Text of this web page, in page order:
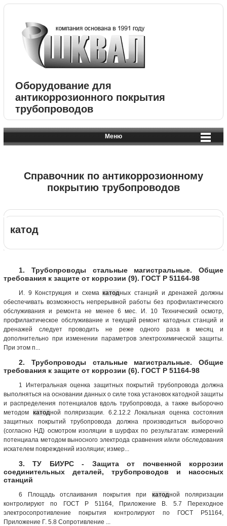
Оборудование для
антикоррозионного покрытия
трубопроводов
Меню
Справочник по антикоррозионному
покрытию трубопроводов
катод
1. Трубопроводы стальные магистральные. Общие
требования к защите от коррозии (9). ГОСТ Р 51164-98
И. 9 Конструкция и схемакатодных станций и дренажей должны
обеспечивать возможность непрерывной работы без профилактического
обслуживания и ремонта не менее 6 мес. И. 10 Технический осмотр,
профилактическое обслуживание и текущий ремонт катодных станций и
дренажей следует проводить не реже одного раза в месяц и
дополнительно при изменении параметров электрохимической защиты.
При этом п...
2. Трубопроводы стальные магистральные. Общие
требования к защите от коррозии (6). ГОСТ Р 51164-98
1 Интегральная оценка защитных покрытий трубопровода должна
выполняться на основании данных о силе тока установок катодной защиты
и распределения потенциалов вдоль трубопровода, а также выборочно
методом катодной поляризации. 6.2.12.2 Локальная оценка состояния
защитных покрытий трубопровода должна производиться выборочно
(согласно НД) осмотром изоляции в шурфах по результатам: измерений
потенциала методом выносного электрода сравнения и/или обследования
искателем повреждений изоляции; измер...
3. ТУ БИУРС - Защита от почвенной коррозии
соединительных деталей, трубопроводов и насосных
станций
6 Площадь отслаивания покрытия при катодной поляризации
контролируют по ГОСТ Р 51164, Приложение В. 5.7 Переходное
электросопротивление покрытия контролируют по ГОСТ Р51164,
Приложение Г. 5.8 Сопротивление ...